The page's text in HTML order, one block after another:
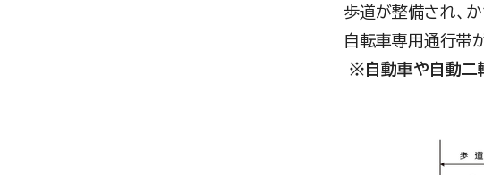
歩道が整備され、
自転車専用通行帯が
※自動車や自動二輪